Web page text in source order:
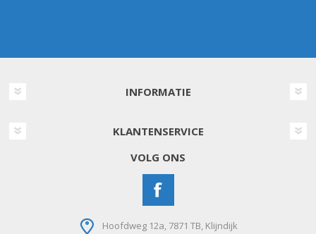
INFORMATIE
KLANTENSERVICE
VOLG ONS
Hoofdweg 12a, 7871 TB, Klijndijk